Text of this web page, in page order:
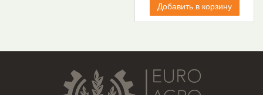
Добавить в корзину